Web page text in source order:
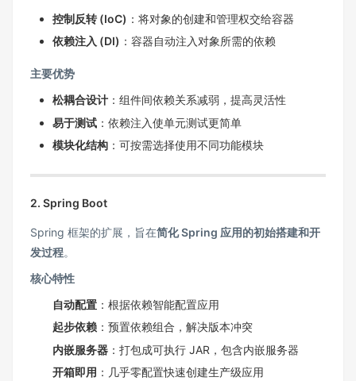
控制反转 (IoC) ：将对象的创建和管理权交给容器
依赖注入 (DI) ：容器自动注入对象所需的依赖
主要优势
松耦合设计 ：组件间依赖关系减弱，提高灵活性
易于测试 ：依赖注入使单元测试更简单
模块化结构 ：可按需选择使用不同功能模块
2. Spring Boot
Spring 框架的扩展，旨在简化 Spring 应用的初始搭建和开
发过程。
核心特性
自动配置 ：根据依赖智能配置应用
起步依赖 ：预置依赖组合，解决版本冲突
内嵌服务器 ：打包成可执行 JAR，包含内嵌服务器
开箱即用 ：几乎零配置快速创建生产级应用